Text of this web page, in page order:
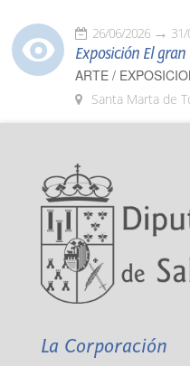
26/06/2026
Exposición El
ARTE /
Santa Marta de
La Corporación